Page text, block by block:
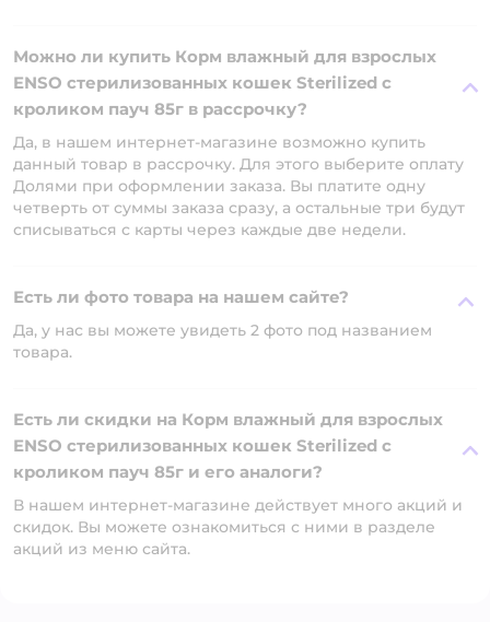
Можно ли купить Корм влажный для взрослых
ENSO стерилизованных кошек Sterilized с
кроликом пауч 85г в рассрочку?
Да, в нашем интернет-магазине возможно купить
данный товар в рассрочку. Для этого выберите оплату
Долями при оформлении заказа. Вы платите одну
четверть от суммы заказа сразу, а остальные три будут
списываться с карты через каждые две недели.
Есть ли фото товара на нашем сайте?
Да, у нас вы можете увидеть 2 фото под названием
товара.
Есть ли скидки на Корм влажный для взрослых
ENSO стерилизованных кошек Sterilized с
кроликом пауч 85г и его аналоги?
В нашем интернет-магазине действует много акций и
скидок. Вы можете ознакомиться с ними в разделе
акций из меню сайта.